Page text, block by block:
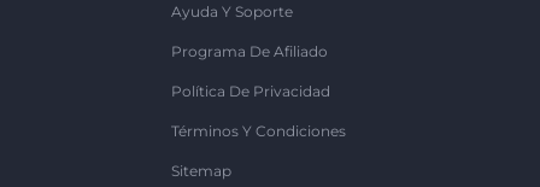
Ayuda Y Soporte
Programa De Afiliado
Política De Privacidad
Términos Y Condiciones
Sitemap